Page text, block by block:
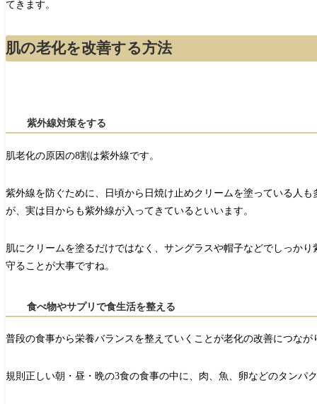
てきます。
肌の老化を改善する方法
紫外線対策をする
肌老化の原因の8割は紫外線です。
紫外線を防ぐために、日頃から日焼け止めクリームを塗っている人も
が、実は目からも紫外線が入ってきているといいます。
肌にクリームを塗るだけではなく、サングラスや帽子などでしっかり
守ることが大事ですね。
食べ物やサプリで食生活を整える
普段の食事から栄養バランスを整えていくことが老化の改善につなが
規則正しい朝・昼・晩の3食の食事の中に、肉、魚、卵などのタンパ